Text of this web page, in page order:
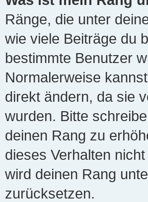
Ränge, die unter
wie viele Beiträge du
bestimmte Benutzer
Normalerweise
direkt ändern, da sie
wurden. Bitte
deinen Rang zu
dieses Verhalten
wird deinen Rang
zurücksetzen.